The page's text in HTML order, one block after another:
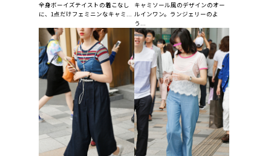
全身ボーイズテイストの着こなし
に、1点だけフェミニンなキャミ...
キャミソール風のデザインのオー
ルインワン。ランジェリーのよ
う...